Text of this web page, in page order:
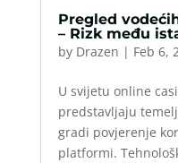
Pregled
– Rizk među
by Drazen | Feb 6,
U svijetu online
predstavljaju
gradi povjerenje
platformi.